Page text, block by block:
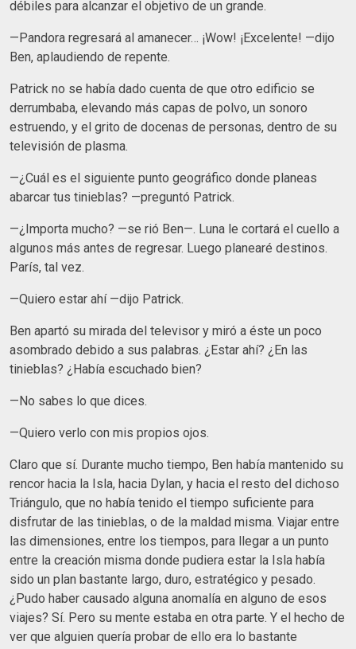
débiles para alcanzar el objetivo de un grande.
—Pandora regresará al amanecer… ¡Wow! ¡Excelente! —dijo
Ben, aplaudiendo de repente.
Patrick no se había dado cuenta de que otro edificio se
derrumbaba, elevando más capas de polvo, un sonoro
estruendo, y el grito de docenas de personas, dentro de su
televisión de plasma.
—¿Cuál es el siguiente punto geográfico donde planeas
abarcar tus tinieblas? —preguntó Patrick.
—¿Importa mucho? —se rió Ben—. Luna le cortará el cuello a
algunos más antes de regresar. Luego planearé destinos.
París, tal vez.
—Quiero estar ahí —dijo Patrick.
Ben apartó su mirada del televisor y miró a éste un poco
asombrado debido a sus palabras. ¿Estar ahí? ¿En las
tinieblas? ¿Había escuchado bien?
—No sabes lo que dices.
—Quiero verlo con mis propios ojos.
Claro que sí. Durante mucho tiempo, Ben había mantenido su
rencor hacia la Isla, hacia Dylan, y hacia el resto del dichoso
Triángulo, que no había tenido el tiempo suficiente para
disfrutar de las tinieblas, o de la maldad misma. Viajar entre
las dimensiones, entre los tiempos, para llegar a un punto
entre la creación misma donde pudiera estar la Isla había
sido un plan bastante largo, duro, estratégico y pesado.
¿Pudo haber causado alguna anomalía en alguno de esos
viajes? Sí. Pero su mente estaba en otra parte. Y el hecho de
ver que alguien quería probar de ello era lo bastante